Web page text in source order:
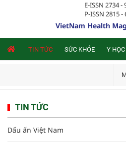
E-ISSN 2734 -
P-ISSN 2815 -
VietNam Health
TIN TỨC SỨC KHỎE Y
TIN TỨC
Dấu ấn Việt Nam